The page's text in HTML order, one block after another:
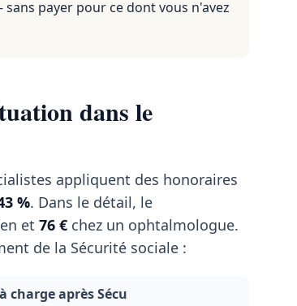
payer pour ce dont vous n'avez
dans le
appliquent des honoraires
%. Dans le détail, le
et 76 € chez un ophtalmologue.
de la Sécurité sociale :
charge après Sécu